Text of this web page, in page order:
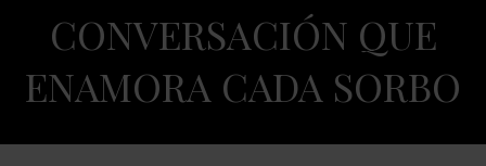
CONVERSACIÓN QUE
ENAMORA CADA SORBO